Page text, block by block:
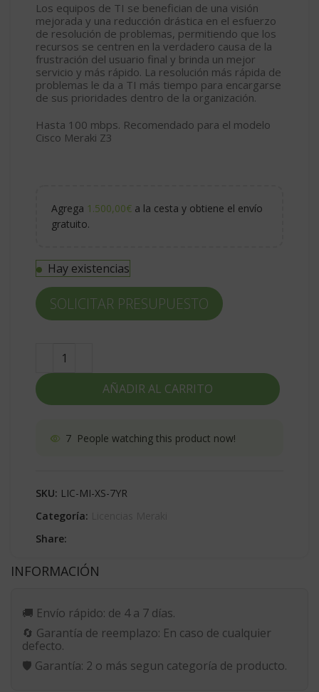
Los equipos de TI se benefician de una visión
mejorada y una reducción drástica en el esfuerzo
de resolución de problemas, permitiendo que los
recursos se centren en la verdadero causa de la
frustración del usuario final y brinda un mejor
servicio y más rápido. La resolución más rápida de
problemas le da a TI más tiempo para encargarse
de sus prioridades dentro de la organización.
Hasta 100 mbps. Recomendado para el modelo
Cisco Meraki Z3
Agrega 1.500,00€ a la cesta y obtiene el envío
gratuito.
Hay existencias
AÑADIR AL CARRITO
SOLICITAR PRESUPUESTO
7 People watching this product now!
SKU: LIC-MI-XS-7YR
Categoría:
Share:
INFORMACIÓN
🚚 Envío rápido: de 4 a 7 días.
🔄 Garantía de reemplazo: En caso de cualquier
defecto.
🛡️ Garantía: 2 o más segun categoría de producto.